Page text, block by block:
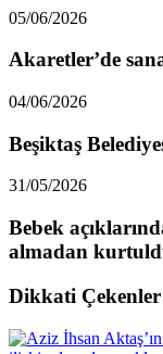
05/06/2026
Akaretler’de
04/06/2026
Beşiktaş
31/05/2026
Bebek
almadan
Dikkati Çekenler